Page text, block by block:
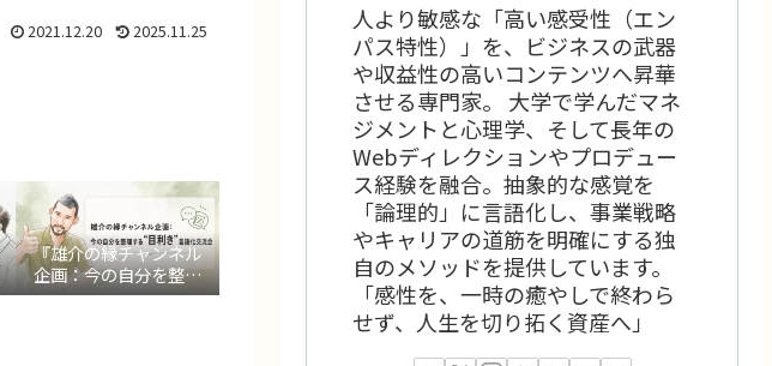
2021.12.20 2025.11.25
『雄介の縁チャンネル
企画：今の自分を整理
する“目利き”言語化交
人より敏感な「高い感受性（エン
パス特性）」を、ビジネスの武器
や収益性の高いコンテンツへ昇華
させる専門家。 大学で学んだマネ
ジメントと心理学、そして長年の
Webディレクションやプロデュー
ス経験を融合。抽象的な感覚を
「論理的」に言語化し、事業戦略
やキャリアの道筋を明確にする独
自のメソッドを提供しています。
「感性を、一時の癒やしで終わら
せず、人生を切り拓く資産へ」